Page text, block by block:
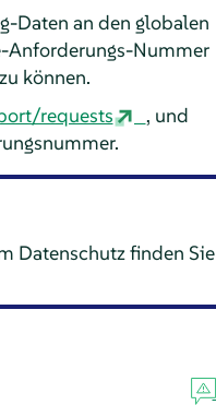
Daten an den globalen
Anforderungs-Nummer
können.
requests
, und
Datenschutz finden Sie